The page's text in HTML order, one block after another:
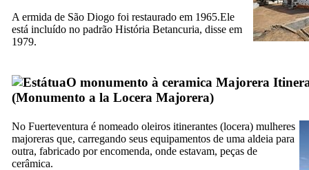
A ermida de São Diogo foi restaurado em 1965.Ele
está incluído no padrão História Betancuria, disse em
1979.
O monumento à ceramica Majorera
(Monumento a la Locera Majorera)
No Fuerteventura é nomeado oleiros itinerantes (locera) mulheres
majoreras que, carregando seus equipamentos de uma aldeia para
outra, fabricado por encomenda, onde estavam, peças de
cerâmica.